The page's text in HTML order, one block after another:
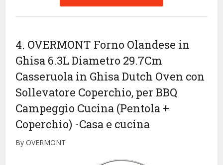
4. OVERMONT Forno Olandese in
Ghisa 6.3L Diametro 29.7Cm
Casseruola in Ghisa Dutch Oven con
Sollevatore Coperchio, per BBQ
Campeggio Cucina (Pentola +
Coperchio) -Casa e cucina
By OVERMONT